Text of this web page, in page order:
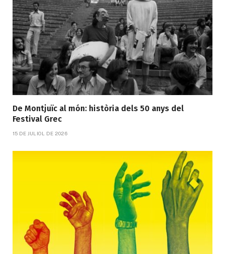
De Montjuïc al món: història dels 50 anys del
Festival Grec
15 DE JULIOL DE 2026